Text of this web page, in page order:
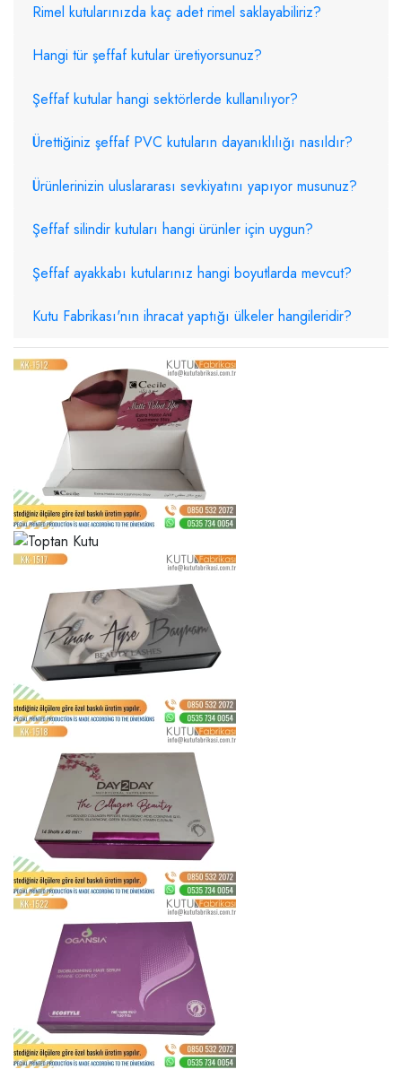
Rimel kutularınızda kaç adet rimel saklayabiliriz?
Hangi tür şeffaf kutular üretiyorsunuz?
Şeffaf kutular hangi sektörlerde kullanılıyor?
Ürettiğiniz şeffaf PVC kutuların dayanıklılığı nasıldır?
Ürünlerinizin uluslararası sevkiyatını yapıyor musunuz?
Şeffaf silindir kutuları hangi ürünler için uygun?
Şeffaf ayakkabı kutularınız hangi boyutlarda mevcut?
Kutu Fabrikası'nın ihracat yaptığı ülkeler hangileridir?